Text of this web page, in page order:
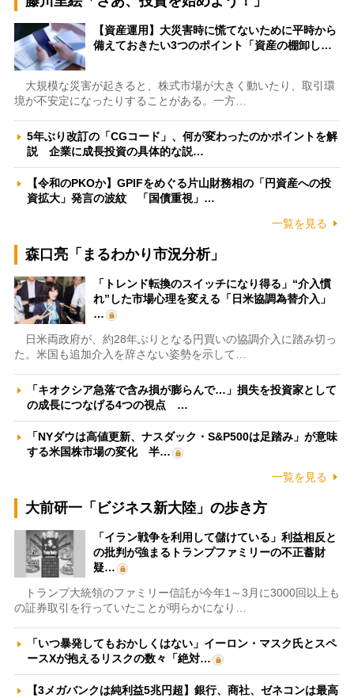
【資産運用】大災害時に慌てないために平時から
備えておきたい3つのポイント「資産の棚卸し…
大規模な災害が起きると、株式市場が大きく動いたり、取引環
境が不安定になったりすることがある。一方…
5年ぶり改訂の「CGコード」、何が変わったのかポイントを解
説 企業に成長投資の具体的な説…
【令和のPKOか】GPIFをめぐる片山財務相の「円資産への投
資拡大」発言の波紋 「国債重視」…
一覧を見る
森口亮「まるわかり市況分析」
「トレンド転換のスイッチになり得る」“介入慣
れ”した市場心理を変える「日米協調為替介入」
…
日米両政府が、約28年ぶりとなる円買いの協調介入に踏み切っ
た。米国も追加介入を辞さない姿勢を示して…
「キオクシア急落で含み損が膨らんで…」損失を投資家として
の成長につなげる4つの視点 …
「NYダウは高値更新、ナスダック・S&P500は足踏み」が意味
する米国株市場の変化 半…
一覧を見る
大前研一「ビジネス新大陸」の歩き方
「イラン戦争を利用して儲けている」利益相反と
の批判が強まるトランプファミリーの不正蓄財
疑…
トランプ大統領のファミリー信託が今年1～3月に3000回以上も
の証券取引を行っていたことが明らかになり…
「いつ暴発してもおかしくはない」イーロン・マスク氏とスペ
ースXが抱えるリスクの数々「絶対…
【3メガバンクは純利益5兆円超】銀行、商社、ゼネコンは最高